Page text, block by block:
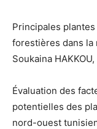
Principales
forestières dans la
Soukaina
Évaluation des
potentielles des
nord-ouest